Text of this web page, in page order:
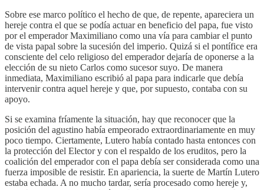
Sobre ese marco político el hecho de que, de repente, apareciera un
hereje contra el que se podía actuar en beneficio del papa, fue visto
por el emperador Maximiliano como una vía para cambiar el punto
de vista papal sobre la sucesión del imperio. Quizá si el pontífice era
consciente del celo religioso del emperador dejaría de oponerse a la
elección de su nieto Carlos como sucesor suyo. De manera
inmediata, Maximiliano escribió al papa para indicarle que debía
intervenir contra aquel hereje y que, por supuesto, contaba con su
apoyo.
Si se examina fríamente la situación, hay que reconocer que la
posición del agustino había empeorado extraordinariamente en muy
poco tiempo. Ciertamente, Lutero había contado hasta entonces con
la protección del Elector y con el respaldo de los eruditos, pero la
coalición del emperador con el papa debía ser considerada como una
fuerza imposible de resistir. En apariencia, la suerte de Martín Lutero
estaba echada. A no mucho tardar, sería procesado como hereje y,